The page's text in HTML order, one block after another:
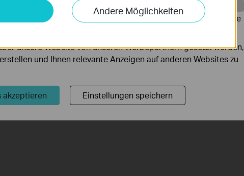
Andere Möglichkeiten
Ihre Aktivitäten auf unserer Website zu analysieren, um die
verbessern und anzupassen.
unsere Website von unseren Werbepartnern gesetzt werden,
und Ihnen relevante Anzeigen auf anderen Websites zu
akzeptieren Einstellungen speichern